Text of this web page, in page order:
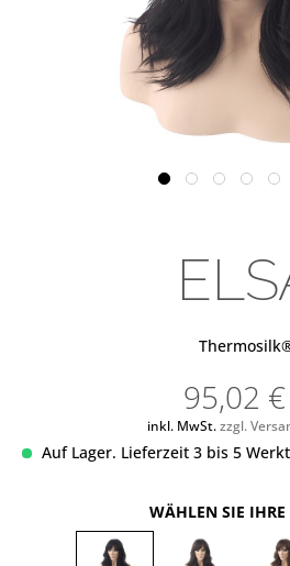
95,02
inkl. MwSt.zzgl.
Auf Lager. Lieferzeit 3 bis 5
WÄHLEN SIE IHRE